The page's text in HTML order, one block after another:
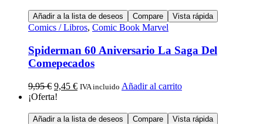
Añadir a la lista de deseos Compare Vista rápida
Comics / Libros, Comic Book Marvel
Spiderman 60 Aniversario La Saga Del
Comepecados
9,95€ 9,45 € IVA incluido Añadir al carrito
¡Oferta!
Añadir a la lista de deseos Compare Vista rápida